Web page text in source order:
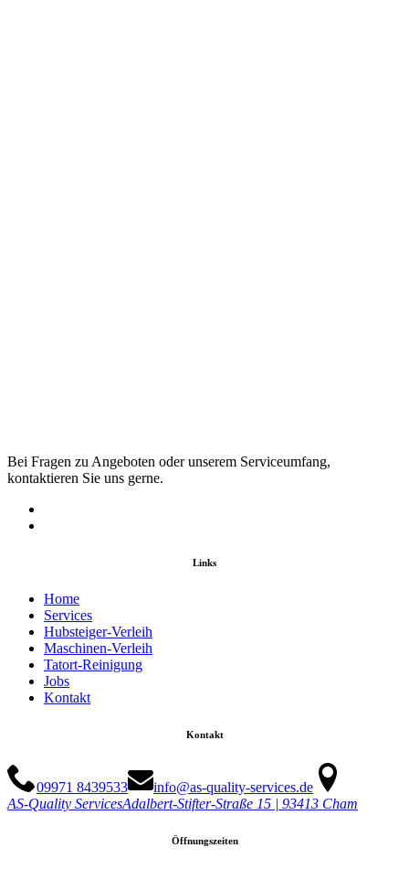
Bei Fragen zu Angeboten oder unserem Serviceumfang,
kontaktieren Sie uns gerne.
Links
Home
Services
Hubsteiger-Verleih
Maschinen-Verleih
Tatort-Reinigung
Jobs
Kontakt
Kontakt
09971 8439533
info@as-quality-services.de
AS-Quality ServicesAdalbert-Stifter-Straße 15 | 93413 Cham
Öffnungszeiten